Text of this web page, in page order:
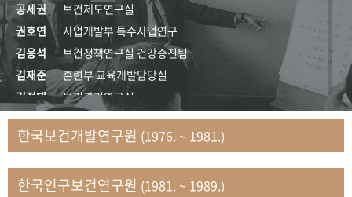
사진 아카이브 문서 기록물 행정박물 영상 기록물
50+1주년 기념
성과 50선 숫자로 보는 50년
세계와 함께 한 KIHASA
VR 역사관
공세권
보건제도연구실
권호연
사업개발부 특수사업연구
김응석
보건정책연구실 건강증진팀
김재준
훈련부 교육개발담당실
김정태
보건관리연구실
김지자
연구부 사회개발담당실
김태룡
조사평가부 연구과
문현상
가족복지연구실 인구가족연구팀
한국보건개발연구원 (1976. ~ 1981.)
한국인구보건연구원 (1981. ~ 1989.)